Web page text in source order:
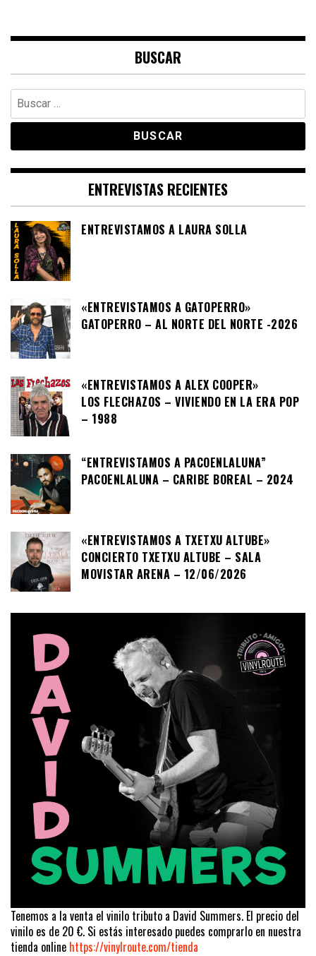
BUSCAR
Buscar:
ENTREVISTAS RECIENTES
ENTREVISTAMOS A LAURA SOLLA
«ENTREVISTAMOS A GATOPERRO»
GATOPERRO – AL NORTE DEL NORTE -2026
«ENTREVISTAMOS A ALEX COOPER»
LOS FLECHAZOS – VIVIENDO EN LA ERA POP
– 1988
“ENTREVISTAMOS A PACOENLALUNA”
PACOENLALUNA – CARIBE BOREAL – 2024
«ENTREVISTAMOS A TXETXU ALTUBE»
CONCIERTO TXETXU ALTUBE – SALA
MOVISTAR ARENA – 12/06/2026
Tenemos a la venta el vinilo tributo a David Summers. El precio del
vinilo es de 20 €. Si estás interesado puedes comprarlo en nuestra
tienda online https://vinylroute.com/tienda